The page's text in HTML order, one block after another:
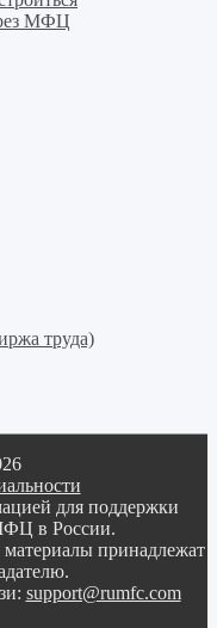
МФЦ
труда)
для поддержки
в России.
принадлежат
support@rumfc.com